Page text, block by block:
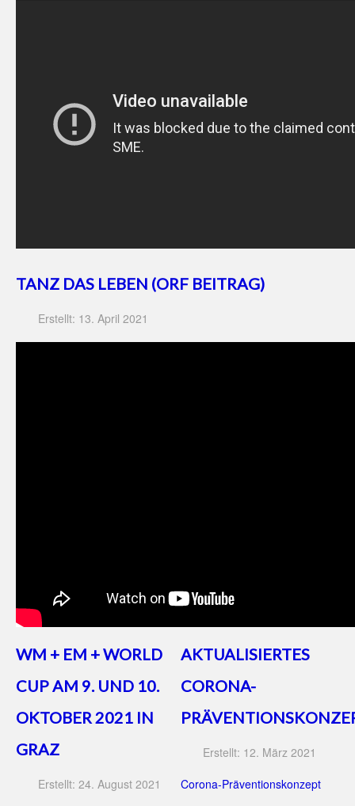
TANZ DAS LEBEN (ORF BEITRAG)
Erstellt: 13. April 2021
WM + EM + WORLD
CUP AM 9. UND 10.
OKTOBER 2021 IN
GRAZ
Erstellt: 24. August 2021
AKTUALISIERTES
CORONA-
Erstellt: 12. März 2021
Corona-Präventionskonzept